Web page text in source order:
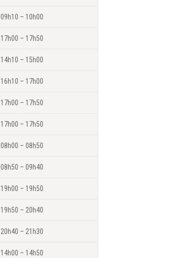
09h10 – 10h00
17h00 – 17h50
14h10 – 15h00
16h10 – 17h00
17h00 – 17h50
17h00 – 17h50
08h00 – 08h50
08h50 – 09h40
19h00 – 19h50
19h50 – 20h40
20h40 – 21h30
14h00 – 14h50